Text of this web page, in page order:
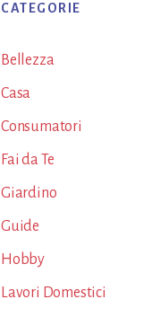
CATEGORIE
Bellezza
Casa
Consumatori
Fai da Te
Giardino
Guide
Hobby
Lavori Domestici